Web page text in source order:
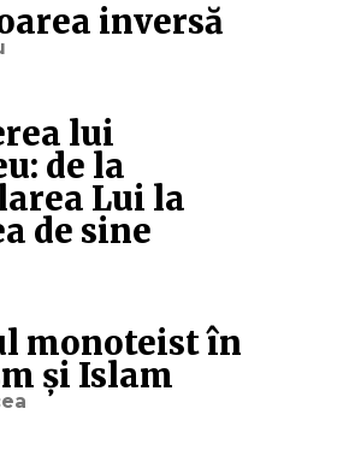
inversă
lui
de la
Lui la
de sine
monoteist în
și Islam